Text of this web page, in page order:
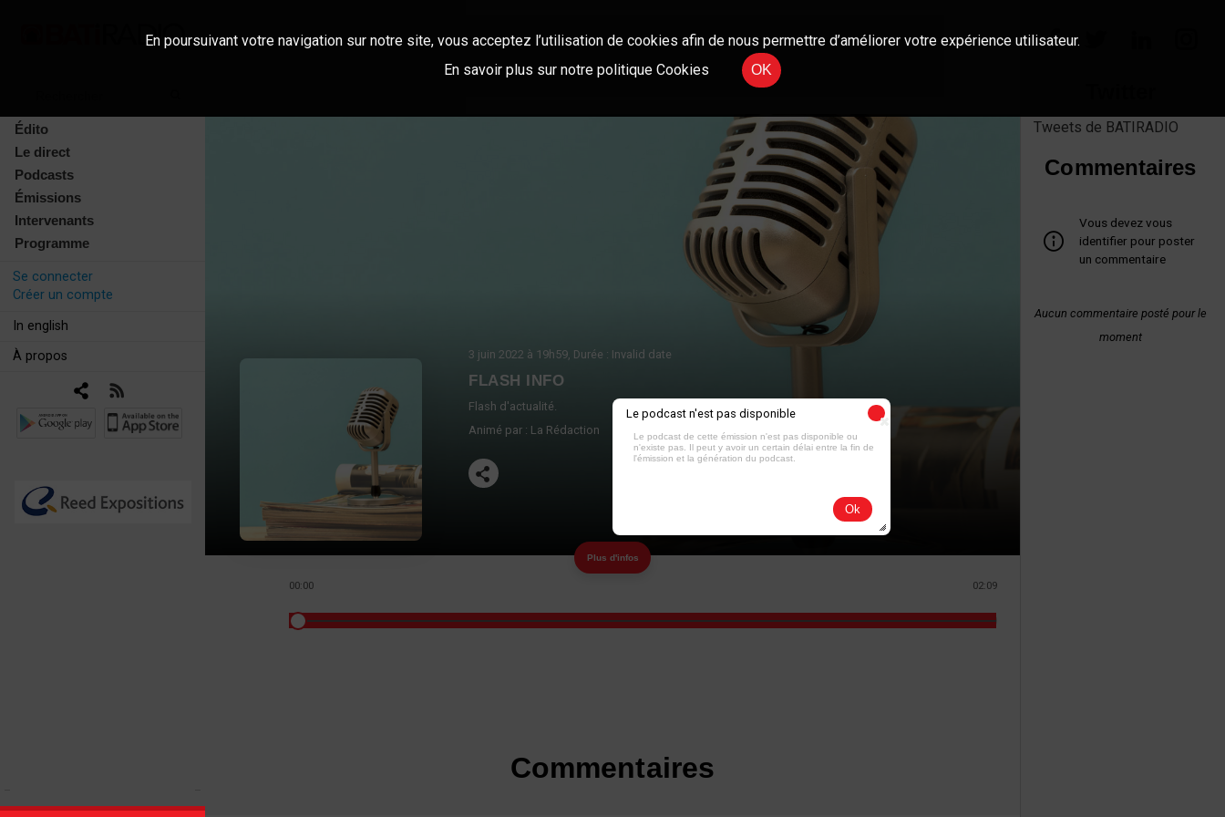
Édito
Le direct
Podcasts
Émissions
Intervenants
Programme
Se connecter
Créer un compte
In english
À propos
3 juin 2022 à 19h59, Durée : Invalid date
FLASH INFO
Flash d'actualité.
Animé par : La Rédaction
Plus d'infos
00:00 02:09
Commentaires
Tweets de BATIRADIO
Commentaires
Vous devez vous
identifier pour poster
un commentaire
Aucun commentaire posté pour le
moment
En poursuivant votre navigation sur notre site, vous acceptez l’utilisation de cookies afin de nous permettre d’améliorer votre expérience utilisateur.
En savoir plus sur notre politique Cookies
OK
Le podcast n'est pas disponible
Le podcast de cette émission n'est pas disponible ou
n'existe pas. Il peut y avoir un certain délai entre la fin de
l'émission et la génération du podcast.
Ok